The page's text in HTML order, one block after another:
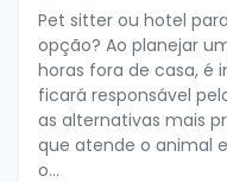
Pet sitter ou hotel
opção? Ao planejar
horas fora de casa, é
ficará responsável
as alternativas mais
que atende o animal
o...